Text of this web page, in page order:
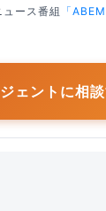
ュース番組 「
ェントに相